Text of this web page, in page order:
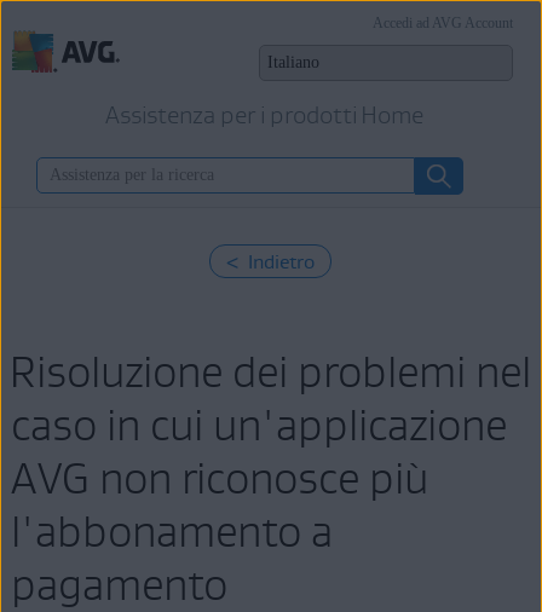
Assistenza per i prodotti Home
Accedi ad AVG Account
< Indietro
Risoluzione dei problemi nel
caso in cui un'applicazione
AVG non riconosce più
l'abbonamento a
pagamento